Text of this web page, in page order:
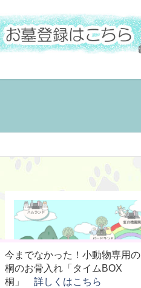
ペットの命日や周忌にオンライ
ン上で法要を行える「リモート
供養」詳しくはこちら
お骨壷をコンパクト化！お手元
供養の新しいカタチ「やすら木
の箱」詳しくはこちら
今までなかった！小動物専用の
桐のお骨入れ「タイムBOX
桐」 詳しくはこちら